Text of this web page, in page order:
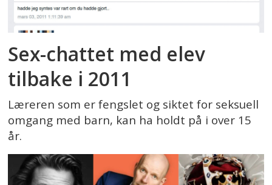
Sex-chattet med elev
tilbake i 2011
Læreren som er fengslet og siktet for seksuell
omgang med barn, kan ha holdt på i over 15
år.